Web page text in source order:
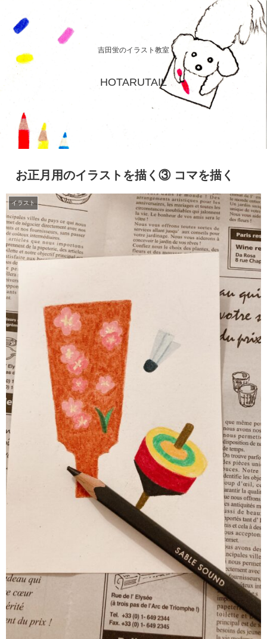
吉田蛍のイラスト教室
HOTARUTAIL
お正月用のイラストを描く③ コマを描く
イラスト